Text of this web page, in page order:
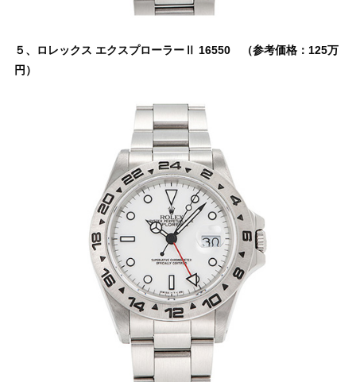
５、ロレックス エクスプローラーⅡ 16550 （参考価格：125万
円）